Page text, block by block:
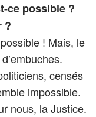
ce possible ?
?
! Mais, le
censés
impossible.
nous, la Justice.